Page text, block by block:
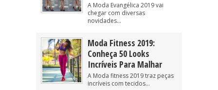
A Moda Evangélica 2019 vai
chegar com diversas
novidades...
Moda Fitness 2019:
Conheça 50 Looks
Incríveis Para Malhar
A Moda fitness 2019 traz peças
incríveis com tecidos...